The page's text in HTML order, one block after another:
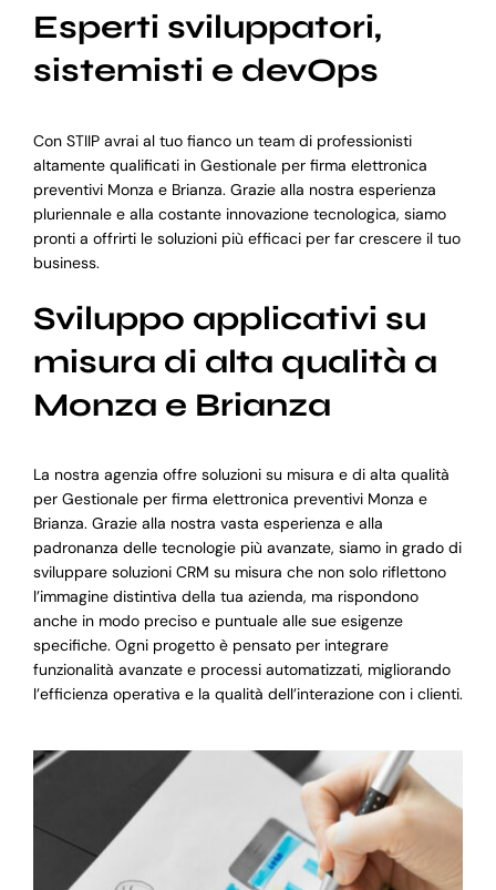
Esperti sviluppatori,
sistemisti e devOps
Con STIIP avrai al tuo fianco un team di professionisti
altamente qualificati in Gestionale per firma elettronica
preventivi Monza e Brianza. Grazie alla nostra esperienza
pluriennale e alla costante innovazione tecnologica, siamo
pronti a offrirti le soluzioni più efficaci per far crescere il tuo
business.
Sviluppo applicativi su
misura di alta qualità a
Monza e Brianza
La nostra agenzia offre soluzioni su misura e di alta qualità
per Gestionale per firma elettronica preventivi Monza e
Brianza. Grazie alla nostra vasta esperienza e alla
padronanza delle tecnologie più avanzate, siamo in grado di
sviluppare soluzioni CRM su misura che non solo riflettono
l’immagine distintiva della tua azienda, ma rispondono
anche in modo preciso e puntuale alle sue esigenze
specifiche. Ogni progetto è pensato per integrare
funzionalità avanzate e processi automatizzati, migliorando
l’efficienza operativa e la qualità dell’interazione con i clienti.